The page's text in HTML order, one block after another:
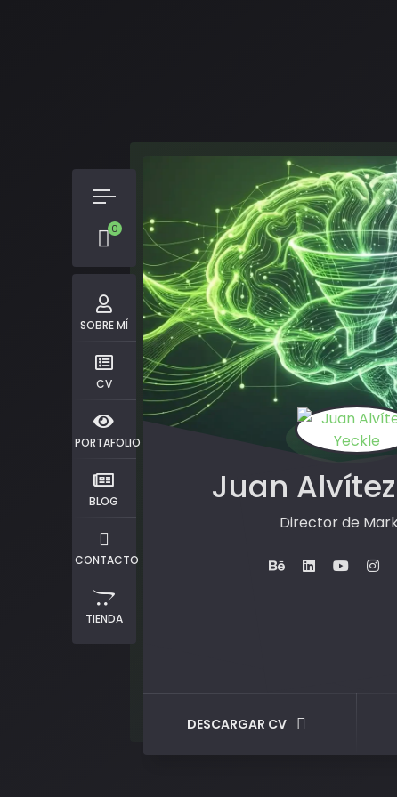
0
SOBRE MÍ
CV
PORTAFOLIO
BLOG
CONTACTO
TIENDA
Juan
Director de
DESCARGAR CV